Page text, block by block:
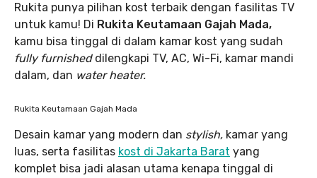
Rukita punya pilihan kost terbaik dengan fasilitas TV
untuk kamu! Di Rukita Keutamaan Gajah Mada,
kamu bisa tinggal di dalam kamar kost yang sudah
fully furnished dilengkapi TV, AC, Wi-Fi, kamar mandi
dalam, dan water heater.
Rukita Keutamaan Gajah Mada
Desain kamar yang modern dan stylish, kamar yang
luas, serta fasilitas kost di Jakarta Barat yang
komplet bisa jadi alasan utama kenapa tinggal di